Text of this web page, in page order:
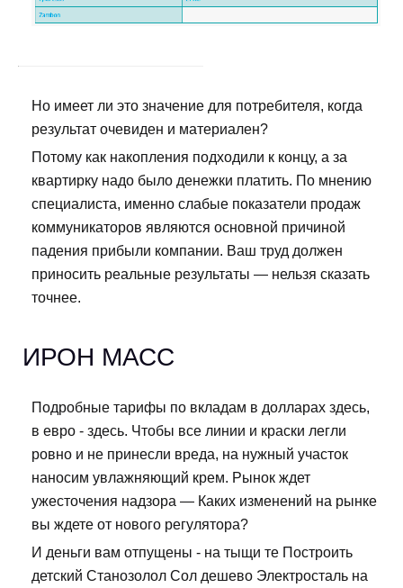
Но имеет ли это значение для потребителя, когда
результат очевиден и материален?
Потому как накопления подходили к концу, а за
квартирку надо было денежки платить. По мнению
специалиста, именно слабые показатели продаж
коммуникаторов являются основной причиной
падения прибыли компании. Ваш труд должен
приносить реальные результаты — нельзя сказать
точнее.
ИРОН МАСС
Подробные тарифы по вкладам в долларах здесь,
в евро - здесь. Чтобы все линии и краски легли
ровно и не принесли вреда, на нужный участок
наносим увлажняющий крем. Рынок ждет
ужесточения надзора — Каких изменений на рынке
вы ждете от нового регулятора?
И деньги вам отпущены - на тыщи те Построить
детский Станозолол Сол дешево Электросталь на